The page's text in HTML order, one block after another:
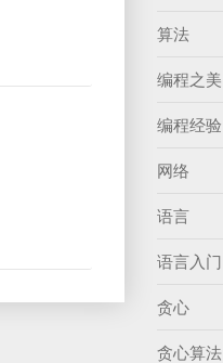
算法
编程之美
编程经验
网络
语言
语言入门
贪心
贪心算法